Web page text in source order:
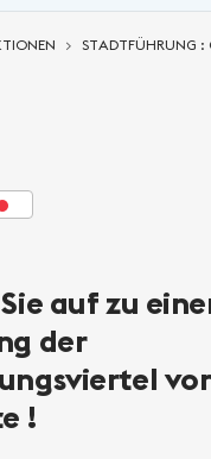
STADTFÜHRUNG :
auf zu
der
!